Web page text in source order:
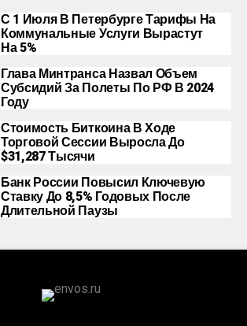
С 1 Июля В Петербурге Тарифы На
Коммунальные Услуги Вырастут
На 5%
Глава Минтранса Назвал Объем
Субсидий За Полеты По РФ В 2024
Году
Стоимость Биткоина В Ходе
Торговой Сессии Выросла До
$31,287 Тысячи
Банк России Повысил Ключевую
Ставку До 8,5% Годовых После
Длительной Паузы